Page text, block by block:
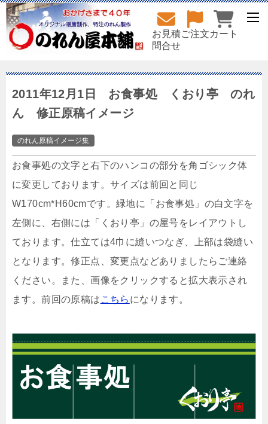
お見積
問合せ
ご注文カート
2011年12月1日 お食事処 くおり亭 のれ
ん 修正原稿イメージ
のれん原稿イメージ集
お食事処の文字と右下のハンコの部分を角ゴシック体
に変更しております。サイズは前回と同じ
W170cm*H60cmです。緑地に「お食事処」の白文字を
左側に、右側には「くおり亭」の屋号をレイアウトし
ております。仕立ては4巾に縫いつなぎ、上部は袋縫い
となります。修正点、変更点などありましたらご連絡
ください。また、画像をクリックすると拡大表示され
ます。前回の原稿は こちら になります。